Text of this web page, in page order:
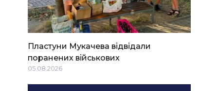
Пластуни Мукачева відвідали
поранених військових
05.08.2026